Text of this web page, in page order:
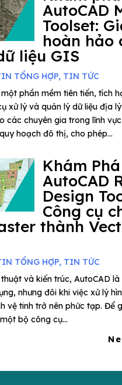
AutoCAD
Toolset:
hoàn hảo
liệu GIS
TỔNG HỢP, TIN TỨC
phần mềm tiên tiến, tích
xử lý và quản lý dữ liệu địa
các chuyên gia trong lĩnh
hoạch đô thị, cho phép...
Khám Phá
AutoCAD
Design
Công cụ
thành
TỔNG HỢP, TIN TỨC
và kiến trúc, AutoCAD
nhưng đôi khi việc xử lý
vệ tinh trở nên phức tạp. Để
bộ công cụ...